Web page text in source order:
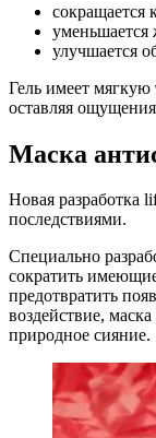
сокращается
улучшается
Гель имеет мягкую
оставляя
Маска
Новая разработка
последствиями.
Специально
сократить
предотвратить
воздействие,
природное сияние.